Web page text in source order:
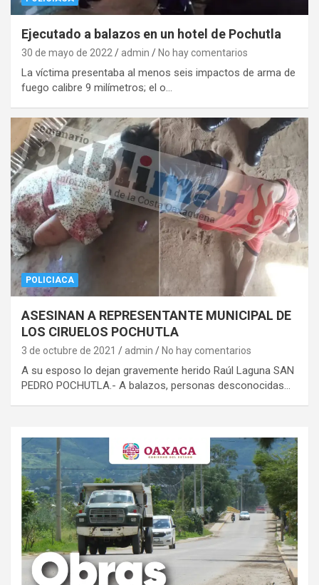
Ejecutado a balazos en un hotel de Pochutla
30 de mayo de 2022 admin No hay comentarios
La víctima presentaba al menos seis impactos de arma de
fuego calibre 9 milímetros; el o…
POLICIACA
ASESINAN A REPRESENTANTE MUNICIPAL DE
LOS CIRUELOS POCHUTLA
3 de octubre de 2021 admin No hay comentarios
A su esposo lo dejan gravemente herido Raúl Laguna SAN
PEDRO POCHUTLA.- A balazos, personas desconocidas…